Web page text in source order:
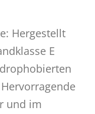
Hergestellt
E
und im